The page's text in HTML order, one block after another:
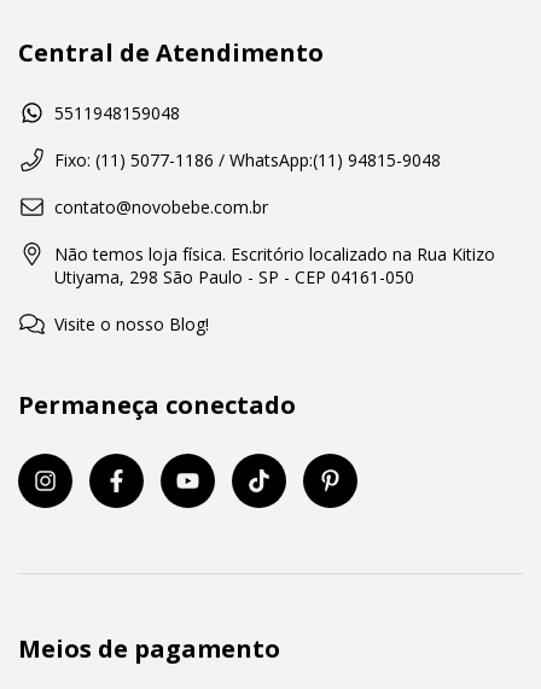
Central de Atendimento
5511948159048
Fixo: (11) 5077-1186 / WhatsApp:(11) 94815-9048
contato@novobebe.com.br
Não temos loja física. Escritório localizado na Rua Kitizo
Utiyama, 298 São Paulo - SP - CEP 04161-050
Visite o nosso Blog!
Permaneça conectado
Meios de pagamento